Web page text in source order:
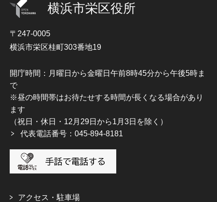
横浜市栄区役所
〒247-0005
横浜市栄区桂町303番地19
開庁時間：月曜日から金曜日午前8時45分から午後5時ま
で
※昼の時間帯はお待たせする時間が長くなる場合があり
ます
（祝日・休日・12月29日から1月3日を除く）
代表電話番号：045-894-8181
アクセス・駐車場